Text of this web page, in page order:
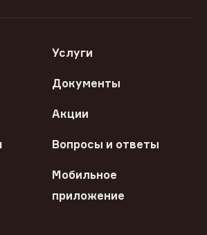
Услуги
Документы
Акции
Вопросы и ответы
Мобильное
приложение